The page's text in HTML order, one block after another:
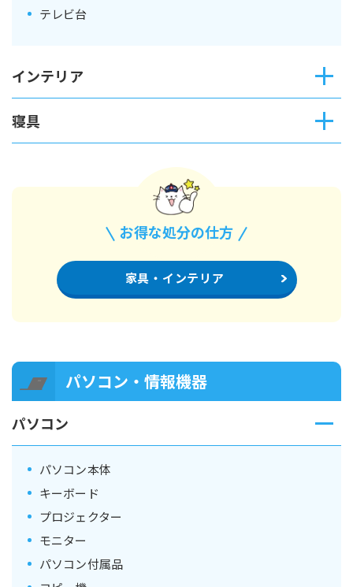
テレビ台
インテリア
寝具
お得な処分の仕方
家具・インテリア
パソコン・情報機器
パソコン
パソコン本体
キーボード
プロジェクター
モニター
パソコン付属品